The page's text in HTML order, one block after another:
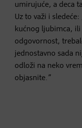
umirujuće, a deca
Uz to važi i
kućnog ljubimca,
odgovornost,
jednostavno sada
odloži na neko
objasnite.”